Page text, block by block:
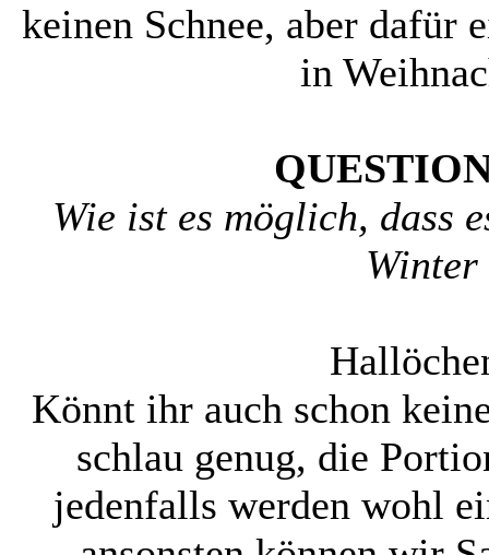
keinen Schnee, aber dafür
in
Wie ist es möglich, dass
Winter
Könnt ihr auch schon
schlau genug, die
jedenfalls werden wohl